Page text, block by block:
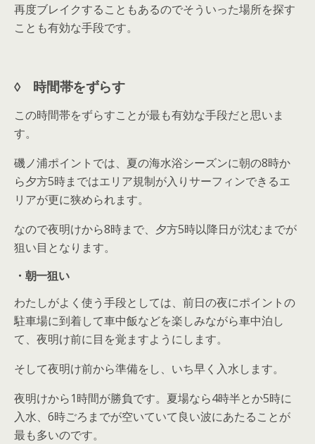
再度ブレイクすることもあるのでそういった場所を探す
ことも有効な手段です。
◊ 時間帯をずらす
この時間帯をずらすことが最も有効な手段だと思いま
す。
磯ノ浦ポイントでは、夏の海水浴シーズンに朝の8時か
ら夕方5時まではエリア規制が入りサーフィンできるエ
リアが更に狭められます。
なので夜明けから8時まで、夕方5時以降日が沈むまでが
狙い目となります。
・朝一狙い
わたしがよく使う手段としては、前日の夜にポイントの
駐車場に到着して車中飯などを楽しみながら車中泊し
て、夜明け前に目を覚ますようにします。
そして夜明け前から準備をし、いち早く入水します。
夜明けから1時間が勝負です。夏場なら4時半とか5時に
入水、6時ごろまでが空いていて良い波にあたることが
最も多いのです。